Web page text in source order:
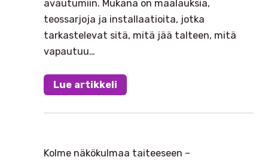
avautumiin. Mukana on maalauksia,
teossarjoja ja installaatioita, jotka
tarkastelevat sitä, mitä jää talteen, mitä
vapautuu…
Lue artikkeli
Kolme näkökulmaa taiteeseen –